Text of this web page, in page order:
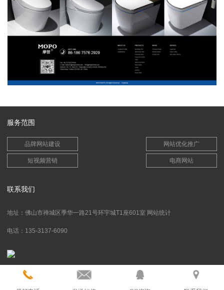
服务范围
品牌网站建设 网站优化推广
短视频营销 电商网站
联系我们
地址：佛山市禅城区季华一路21号环宇城T1座601室 网站统计
电话：135-3137-6090